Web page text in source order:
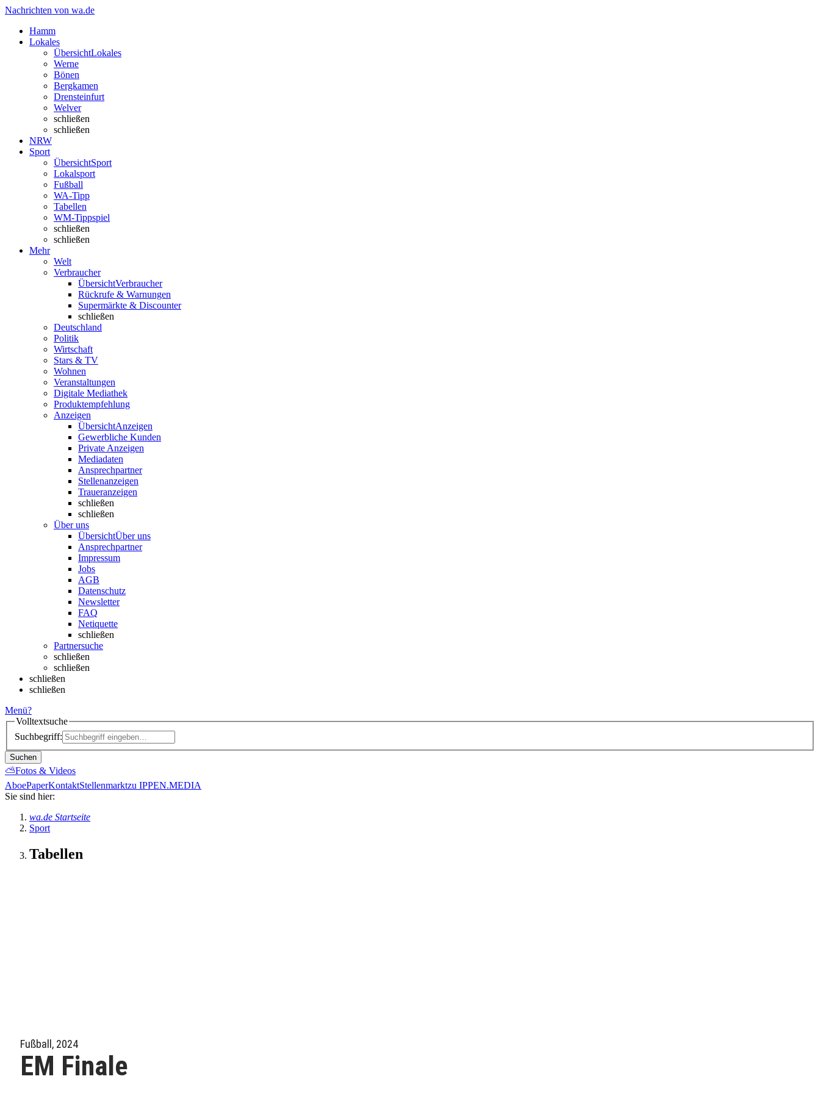
Nachrichten von wa.de
Hamm
Lokales
ÜbersichtLokales
Werne
Bönen
Bergkamen
Drensteinfurt
Welver
schließen
schließen
NRW
Sport
ÜbersichtSport
Lokalsport
Fußball
WA-Tipp
Tabellen
WM-Tippspiel
schließen
schließen
Mehr
Welt
Verbraucher
ÜbersichtVerbraucher
Rückrufe & Warnungen
Supermärkte & Discounter
schließen
Deutschland
Politik
Wirtschaft
Stars & TV
Wohnen
Veranstaltungen
Digitale Mediathek
Produktempfehlung
Anzeigen
ÜbersichtAnzeigen
Gewerbliche Kunden
Private Anzeigen
Mediadaten
Ansprechpartner
Stellenanzeigen
Traueranzeigen
schließen
schließen
Über uns
ÜbersichtÜber uns
Ansprechpartner
Impressum
Jobs
AGB
Datenschutz
Newsletter
FAQ
Netiquette
schließen
Partnersuche
schließen
schließen
schließen
schließen
Menü?
Volltextsuche
Suchbegriff:
Suchen
⛅Fotos & Videos
AboePaperKontaktStellenmarktzu IPPEN.MEDIA
Sie sind hier:
wa.de Startseite
Sport
Tabellen
Fußball, 2024
EM Finale